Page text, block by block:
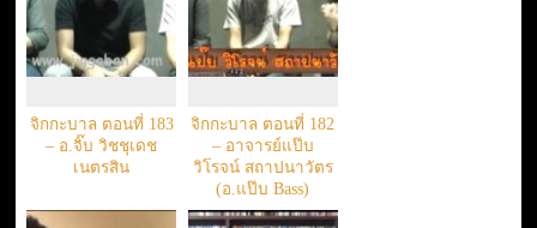
จิกกะบาล ตอนที่ 183
– อ.จิ๊บ วิชชุเดช
เนตรสิน
จิกกะบาล ตอนที่ 182
– อาจารย์แป๊บ
วิโรจน์ สถาปนาวัตร
(อ.แป๊บ Bass)